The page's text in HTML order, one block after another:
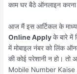
काम घर बैठे ऑनलाइन
आज मैं इस आर्टिकल के
Online Applyके बारे में
में मोबाइल नंबर को लिंक
की कोई परेशानी न हो।
Mobile Number Kaise